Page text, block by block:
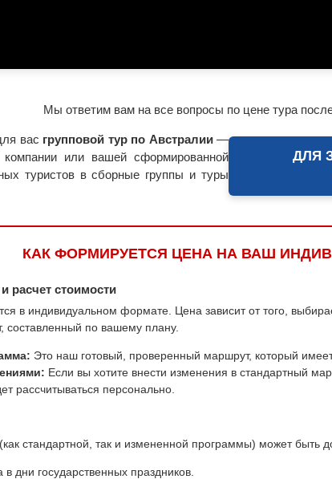
Мы ответим вам на все вопросы по цене тура
вас групповой тур по Австралии—
или вашей сформированной
туристов в сборные группы и туры
ДЛЯ
КАК ФОРМИРУЕТСЯ ЦЕНА НА ВАШ
расчет стоимости
в индивидуальном формате. Цена зависит от того,
составленный по вашему плану.
Это наш готовый, проверенный маршрут, который
Если вы хотите внести изменения в стандартный
рассчитываться персонально.
стандартной, так и измененной программы) может быть
дни государственных праздников.